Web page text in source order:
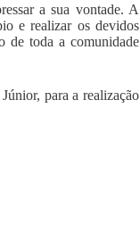
a sua vontade. A
e realizar os devidos
de toda a comunidade
para a realização